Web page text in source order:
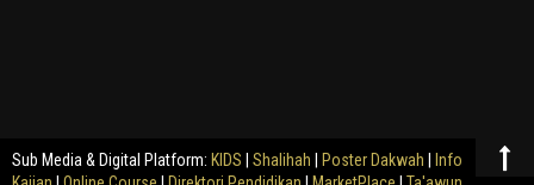
Sub Media & Digital Platform: KIDS Shalihah Poster Dakwah
Info